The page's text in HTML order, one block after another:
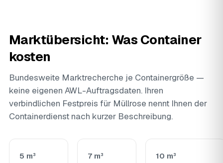
Marktübersicht: Was Container
kosten
Bundesweite Marktrecherche je Containergröße —
keine eigenen AWL-Auftragsdaten. Ihren
verbindlichen Festpreis für Müllrose nennt Ihnen der
Containerdienst nach kurzer Beschreibung.
5 m³ 7 m³ 10 m³